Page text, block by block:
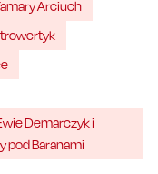
Arciuch
Demarczyk i
pod Baranami